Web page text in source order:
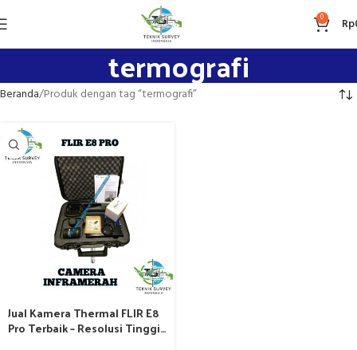
0 Rp
termografi
Beranda Produk dengan tag “termografi”
Jual Kamera Thermal FLIR E8
Pro Terbaik – Resolusi Tinggi